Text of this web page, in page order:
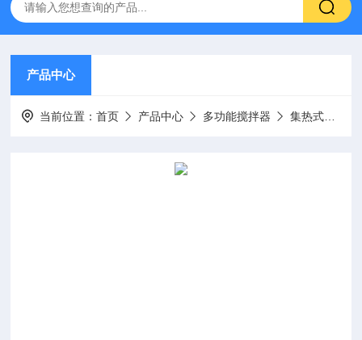
产品中心
当前位置：首页 产品中心 多功能搅拌器 集热式磁力搅拌器